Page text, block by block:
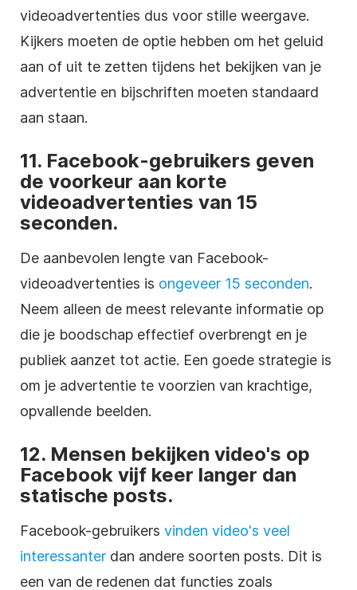
videoadvertenties dus voor stille weergave.
Kijkers moeten de optie hebben om het geluid
aan of uit te zetten tijdens het bekijken van je
advertentie en bijschriften moeten standaard
aan staan.
11. Facebook-gebruikers geven
de voorkeur aan korte
videoadvertenties van 15
seconden.
De aanbevolen lengte van Facebook-
videoadvertenties is ongeveer 15 seconden.
Neem alleen de meest relevante informatie op
die je boodschap effectief overbrengt en je
publiek aanzet tot actie. Een goede strategie is
om je advertentie te voorzien van krachtige,
opvallende beelden.
12. Mensen bekijken video's op
Facebook vijf keer langer dan
statische posts.
Facebook-gebruikers vinden video's veel
interessanter dan andere soorten posts. Dit is
een van de redenen dat functies zoals